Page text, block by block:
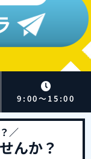
9:00～15:00
／
んか？